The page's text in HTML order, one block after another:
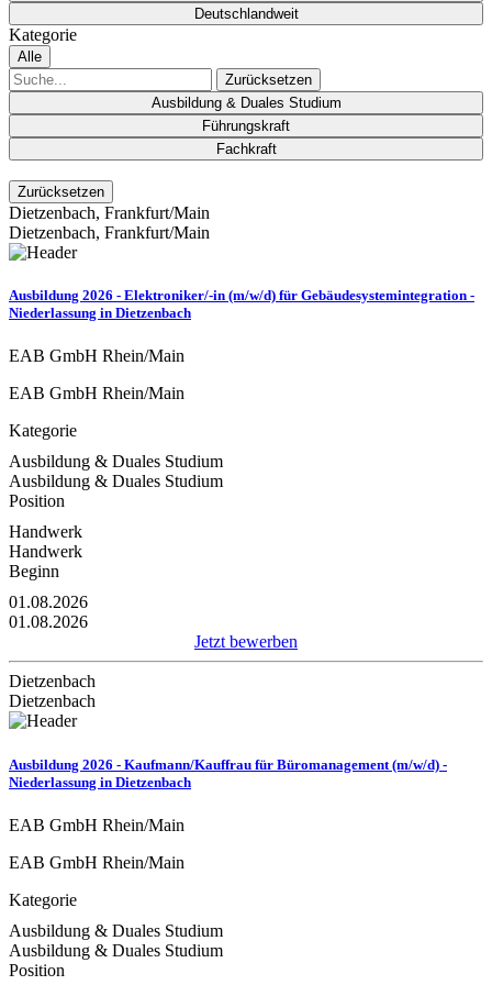
Deutschlandweit
Kategorie
Alle
Zurücksetzen
Ausbildung & Duales Studium
Führungskraft
Fachkraft
Zurücksetzen
Dietzenbach, Frankfurt/Main
Dietzenbach, Frankfurt/Main
Ausbildung 2026 - Elektroniker/-in (m/w/d) für Gebäudesystemintegration -
Niederlassung in Dietzenbach
EAB GmbH Rhein/Main
EAB GmbH Rhein/Main
Kategorie
Ausbildung & Duales Studium
Ausbildung & Duales Studium
Position
Handwerk
Handwerk
Beginn
01.08.2026
01.08.2026
Jetzt bewerben
Dietzenbach
Dietzenbach
Ausbildung 2026 - Kaufmann/Kauffrau für Büromanagement (m/w/d) -
Niederlassung in Dietzenbach
EAB GmbH Rhein/Main
EAB GmbH Rhein/Main
Kategorie
Ausbildung & Duales Studium
Ausbildung & Duales Studium
Position